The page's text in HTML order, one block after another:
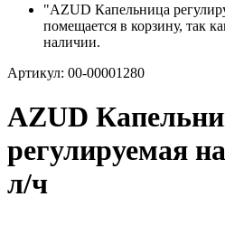
"AZUD Капельница
помещается в корзину, так
наличии.
Артикул: 00-00001280
AZUD
регулируемая
л/ч